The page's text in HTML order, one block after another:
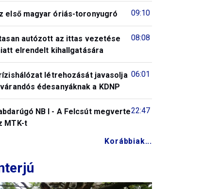
09:10
első magyar óriás-toronyugró
08:08
autózott az ittas vezetése
elrendelt kihallgatására
06:01
létrehozását javasolja
édesanyáknak a KDNP
22:47
NB I - A Felcsút megverte
MTK-t
Korábbiak...